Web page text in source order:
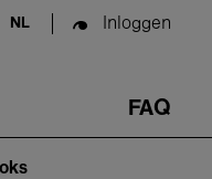
NL Inloggen
FAQ